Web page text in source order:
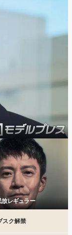
レギュラー
スク解禁